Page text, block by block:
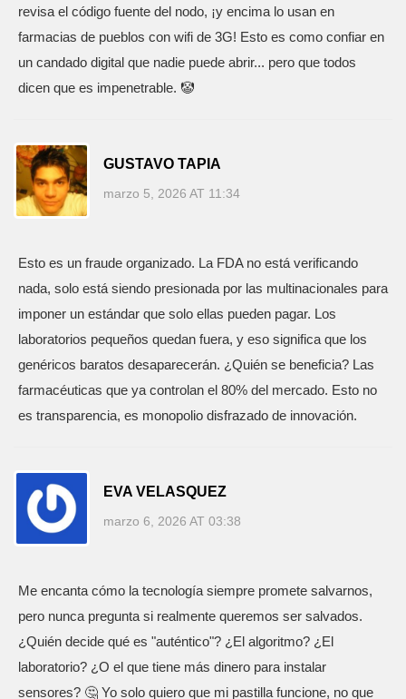
revisa el código fuente del nodo, ¡y encima lo usan en
farmacias de pueblos con wifi de 3G! Esto es como confiar en
un candado digital que nadie puede abrir... pero que todos
dicen que es impenetrable. 🤡
GUSTAVO TAPIA
marzo 5, 2026 AT 11:34
Esto es un fraude organizado. La FDA no está verificando
nada, solo está siendo presionada por las multinacionales para
imponer un estándar que solo ellas pueden pagar. Los
laboratorios pequeños quedan fuera, y eso significa que los
genéricos baratos desaparecerán. ¿Quién se beneficia? Las
farmacéuticas que ya controlan el 80% del mercado. Esto no
es transparencia, es monopolio disfrazado de innovación.
EVA VELASQUEZ
marzo 6, 2026 AT 03:38
Me encanta cómo la tecnología siempre promete salvarnos,
pero nunca pregunta si realmente queremos ser salvados.
¿Quién decide qué es "auténtico"? ¿El algoritmo? ¿El
laboratorio? ¿O el que tiene más dinero para instalar
sensores? 🤔 Yo solo quiero que mi pastilla funcione, no que